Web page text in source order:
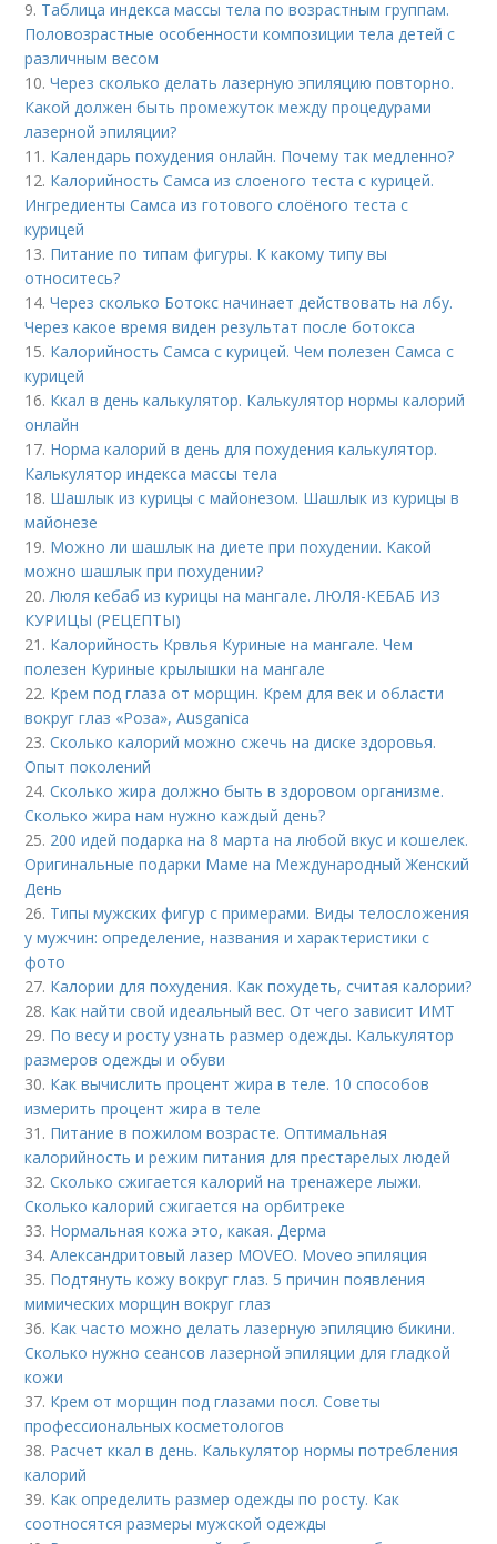
9. Таблица индекса массы тела по возрастным группам.
Половозрастные особенности композиции тела детей с
различным весом
10.Через сколько делать лазерную эпиляцию повторно.
Какой должен быть промежуток между процедурами
лазерной эпиляции?
11. Календарь похудения онлайн. Почему так медленно?
12. Калорийность Самса из слоеного теста с курицей.
Ингредиенты Самса из готового слоёного теста с
курицей
13. Питание по типам фигуры. К какому типу вы
относитесь?
14.Через сколько Ботокс начинает действовать на лбу.
Через какое время виден результат после ботокса
15. Калорийность Самса с курицей. Чем полезен Самса с
курицей
16. Ккал в день калькулятор. Калькулятор нормы калорий
онлайн
17. Норма калорий в день для похудения калькулятор.
Калькулятор индекса массы тела
18. Шашлык из курицы с майонезом. Шашлык из курицы в
майонезе
19. Можно ли шашлык на диете при похудении. Какой
можно шашлык при похудении?
20.Люля кебаб из курицы на мангале. ЛЮЛЯ-КЕБАБ ИЗ
КУРИЦЫ (РЕЦЕПТЫ)
21. Калорийность Крвлья Куриные на мангале. Чем
полезен Куриные крылышки на мангале
22. Крем под глаза от морщин. Крем для век и области
вокруг глаз «Роза», Ausganica
23.Сколько калорий можно сжечь на диске здоровья.
Опыт поколений
24.Сколько жира должно быть в здоровом организме.
Сколько жира нам нужно каждый день?
25. 200 идей подарка на 8 марта на любой вкус и кошелек.
Оригинальные подарки Маме на Международный Женский
День
26. Типы мужских фигур с примерами. Виды телосложения
у мужчин: определение, названия и характеристики с
фото
27. Калории для похудения. Как похудеть, считая калории?
28. Как найти свой идеальный вес. От чего зависит ИМТ
29. По весу и росту узнать размер одежды. Калькулятор
размеров одежды и обуви
30. Как вычислить процент жира в теле. 10 способов
измерить процент жира в теле
31. Питание в пожилом возрасте. Оптимальная
калорийность и режим питания для престарелых людей
32.Сколько сжигается калорий на тренажере лыжи.
Сколько калорий сжигается на орбитреке
33. Нормальная кожа это, какая. Дерма
34.Александритовый лазер MOVEO. Moveo эпиляция
35. Подтянуть кожу вокруг глаз. 5 причин появления
мимических морщин вокруг глаз
36. Как часто можно делать лазерную эпиляцию бикини.
Сколько нужно сеансов лазерной эпиляции для гладкой
кожи
37. Крем от морщин под глазами посл. Советы
профессиональных косметологов
38. Расчет ккал в день. Калькулятор нормы потребления
калорий
39. Как определить размер одежды по росту. Как
соотносятся размеры мужской одежды